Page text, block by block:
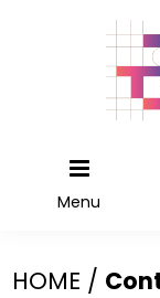
Menu
HOME /